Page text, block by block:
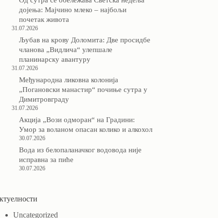
дојења: Мајчино млеко – најбољи
почетак живота
31.07.2026
Љубав на крову Доломита: Две просидбе
чланова „Видлича“ улепшале
планинарску авантуру
31.07.2026
Међународна ликовна колонија
„Погановски манастир“ почиње сутра у
Димитровграду
31.07.2026
Акција „Вози одморан“ на Градини:
Умор за воланом опасан колико и алкохол
30.07.2026
Вода из белопаланачког водовода није
исправна за пиће
30.07.2026
Uncategorized